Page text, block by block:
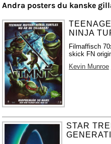
Andra posters du kanske
NINJA
Filmaffisch
skick FN
Kevin Munroe
STAR